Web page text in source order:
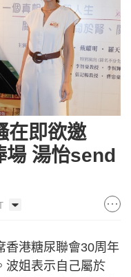
在即欲邀
場 湯怡send
香港糖尿聯會30周年
波姐表示自己屬於